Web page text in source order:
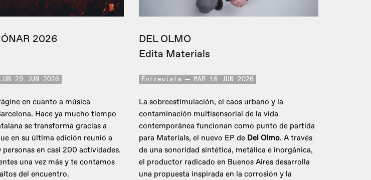
2026
LUN 29 JUN 2026
en cuanto a música
Hace ya mucho tiempo
se transforma gracias a
en su última edición reunió a
personas en casi 200 actividades.
una vez más y te contamos
del encuentro.
DEL OLMO
Edita Materials
Entrevista MAR 16 JUN 2026
La sobreestimulación, el caos urbano y la
contaminación multisensorial de la vida
contemporánea funcionan como punto de partida
para Materials, el nuevo EP de Del Olmo. A través
de una sonoridad sintética, metálica e inorgánica,
el productor radicado en Buenos Aires desarrolla
una propuesta inspirada en la corrosión y la